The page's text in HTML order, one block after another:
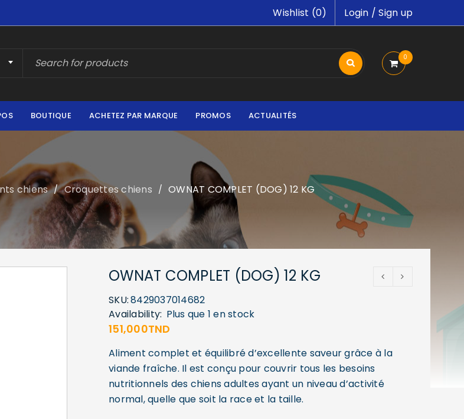
Login /Sign up
Wishlist (0)
0
BOUTIQUE ACHETEZ PAR MARQUE PROMOS ACTUALITÉS
chiens / Croquettes chiens / OWNAT COMPLET (DOG) 12 KG
OWNAT COMPLET (DOG) 12 KG
SKU:8429037014682
Availability: Plus que 1 en stock
151,000TND
Aliment complet et équilibré d’excellente saveur grâce à la
viande fraîche. Il est conçu pour couvrir tous les besoins
nutritionnels des chiens adultes ayant un niveau d’activité
normal, quelle que soit la race et la taille.